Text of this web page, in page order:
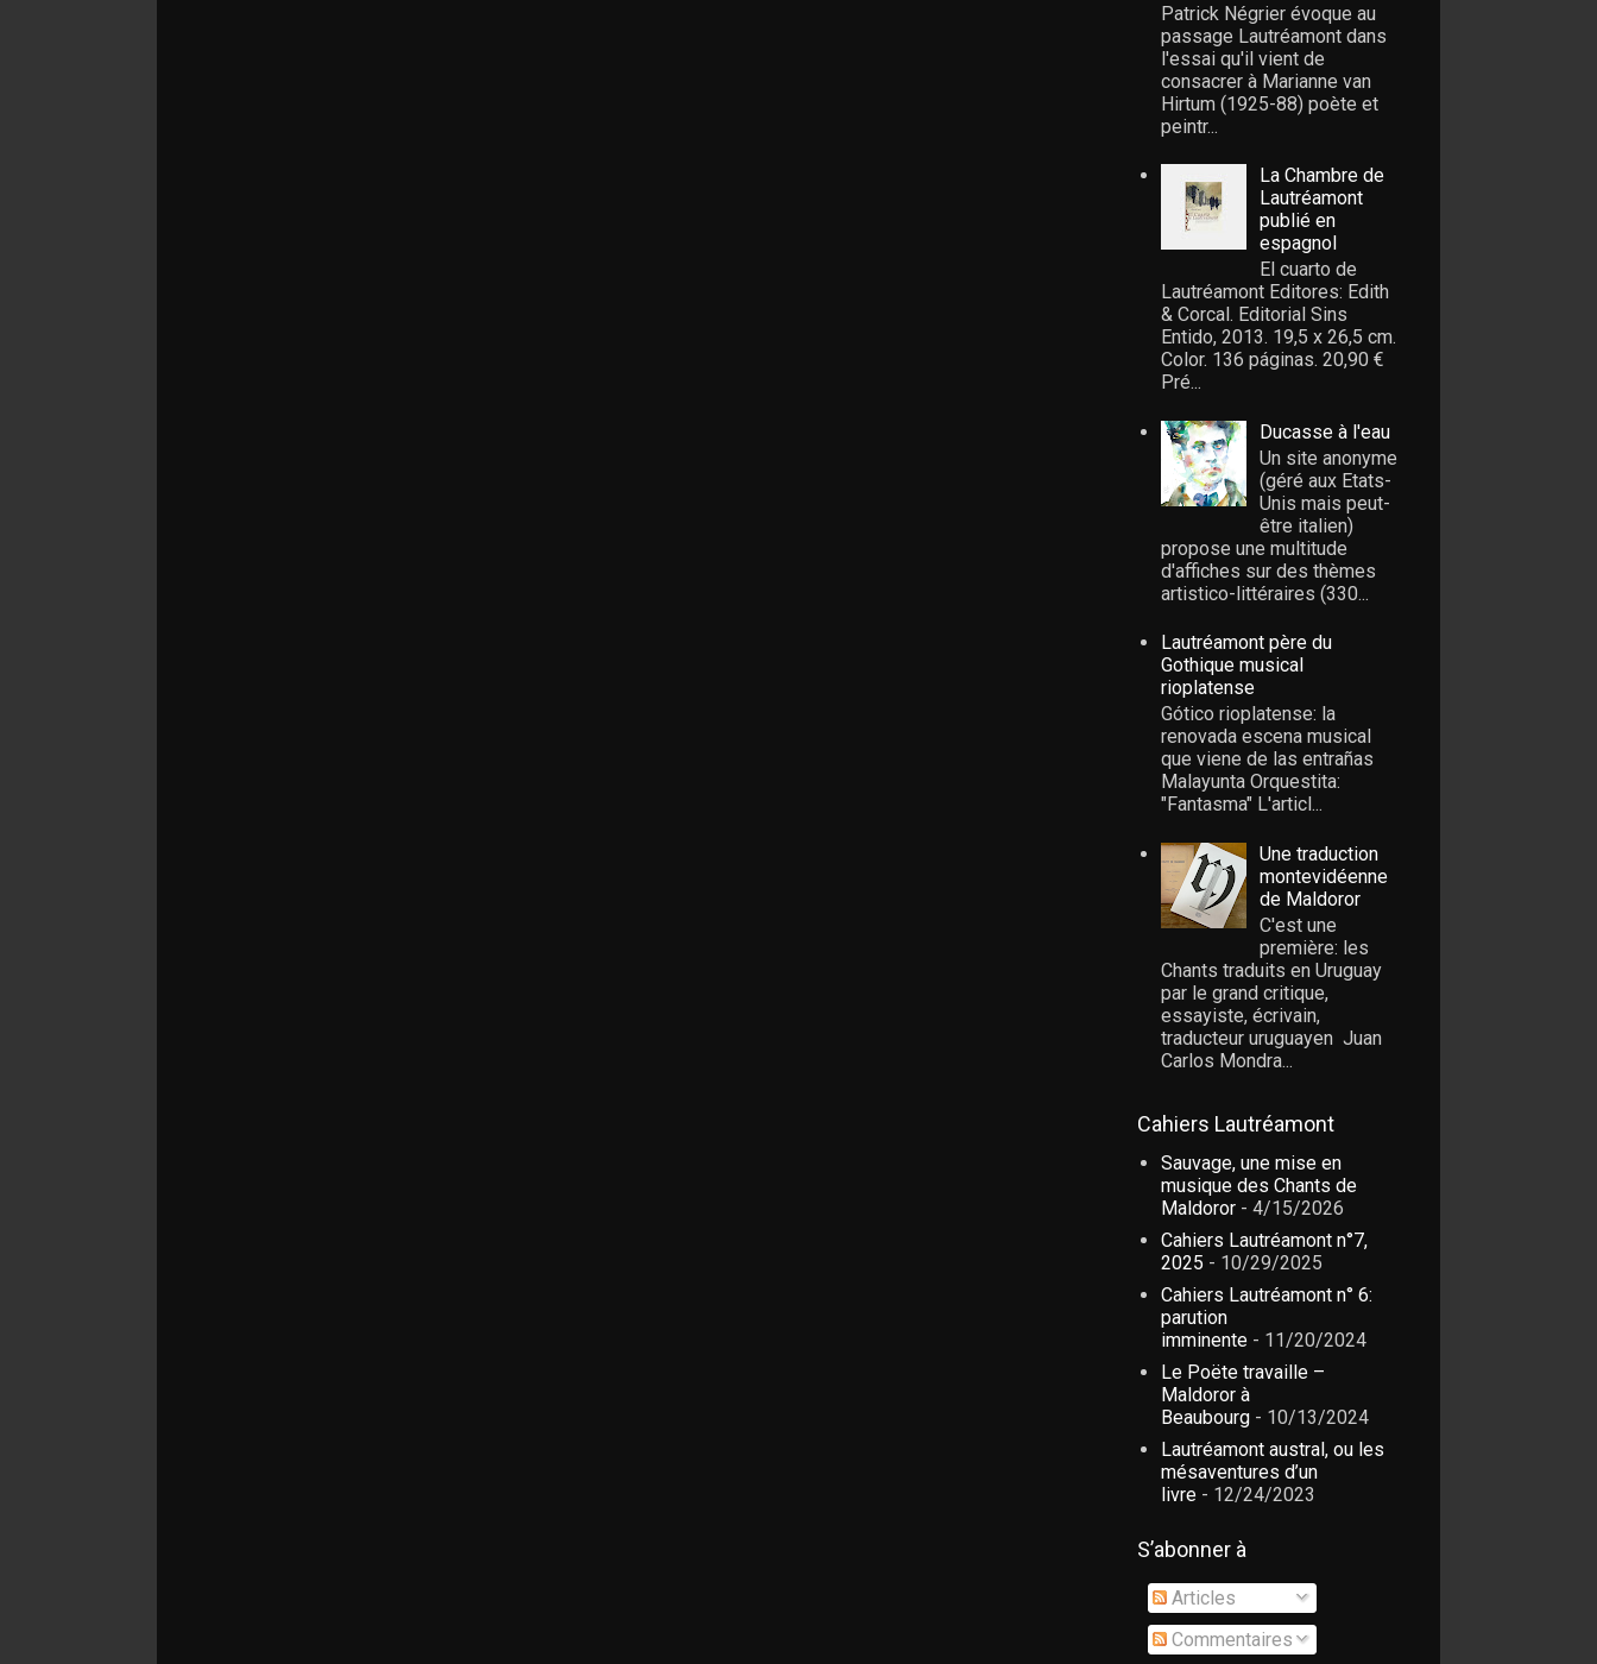
Patrick Négrier évoque au
passage Lautréamont dans
l'essai qu'il vient de
consacrer à Marianne van
Hirtum (1925-88) poète et
peintr...
La Chambre de
Lautréamont
publié en
espagnol
El cuarto de
Lautréamont Editores: Edith
& Corcal. Editorial Sins
Entido, 2013. 19,5 x 26,5 cm.
Color. 136 páginas. 20,90 €
Pré...
Ducasse à l'eau
Un site anonyme
(géré aux Etats-
Unis mais peut-
être italien)
propose une multitude
d'affiches sur des thèmes
artistico-littéraires (330...
Lautréamont père du
Gothique musical
rioplatense
Gótico rioplatense: la
renovada escena musical
que viene de las entrañas
Malayunta Orquestita:
"Fantasma" L'articl...
Une traduction
montevidéenne
de Maldoror
C'est une
première: les
Chants traduits en Uruguay
par le grand critique,
essayiste, écrivain,
traducteur uruguayen Juan
Carlos Mondra...
Cahiers Lautréamont
Sauvage, une mise en
musique des Chants de
Maldoror - 4/15/2026
Cahiers Lautréamont n°7,
2025 - 10/29/2025
Cahiers Lautréamont n° 6:
parution
imminente - 11/20/2024
Le Poëte travaille –
Maldoror à
Beaubourg - 10/13/2024
Lautréamont austral, ou les
mésaventures d’un
livre - 12/24/2023
S’abonner à
Articles
Commentaires